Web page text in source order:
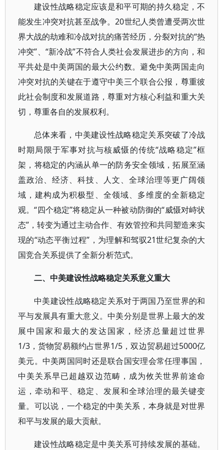
建设性战略稳定应该是和平可期的持久稳定，不
能发生冲突对抗甚至战争。20世纪人类曾遭受两次世
界大战的劫难和冷战对抗的痛苦经历，分裂对抗的“热
冲突”、“新冷战”不符合人类社会发展进步的方向，和
平共处是中美两国的最大公约数。避免中美两国走向
冲突对抗的关键在于遵守中美三个联合公报，尊重彼
此社会制度和发展道路，尊重对方核心利益和重大关
切，尊重各自的发展权利。
总体来看，中美建设性战略稳定关系突破了冷战
时期局限于军事对抗与核威慑的传统“战略稳定”框
架，将稳定的内涵从单一的防务安全领域，拓展至涵
盖政治、经济、科技、人文、全球治理等更广阔领
域，建构成为积极型、全领域、多维度的全新稳定
观。“四个稳定”将稳定从一种被动防御的“威慑对峙状
态”，转变为通过主动合作、有效管控和共同塑造来实
现的“动态平衡过程”，为理解和驾驭21世纪复杂的大
国竞合关系提供了全新分析范式。
二、中美建设性战略稳定关系意义重大
中美建设性战略稳定关系对于两国乃至世界的和
平与发展具有重大意义。中美分别是世界上最大的发
展中国家和最大的发达国家，经济总量超过世界
1/3，货物贸易额约占世界1/5，双边贸易超过5000亿
美元。中美两国同时还是联合国安理会常任理事国，
中美关系早已超越双边范畴，成为攸关世界前途命
运，牵动和平、稳定、发展和全球治理的最关键变
量。可以说，一个稳定的中美关系，本身就是对世界
和平与发展的最大贡献。
建设性战略稳定是中美关系可持续发展的基础。